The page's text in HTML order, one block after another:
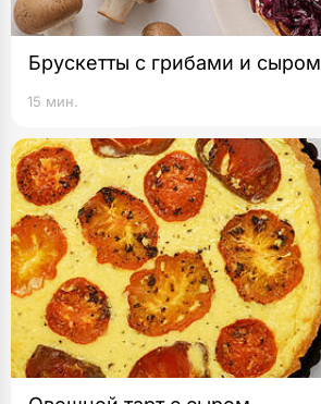
Брускетты с грибами и сыром
15 мин.